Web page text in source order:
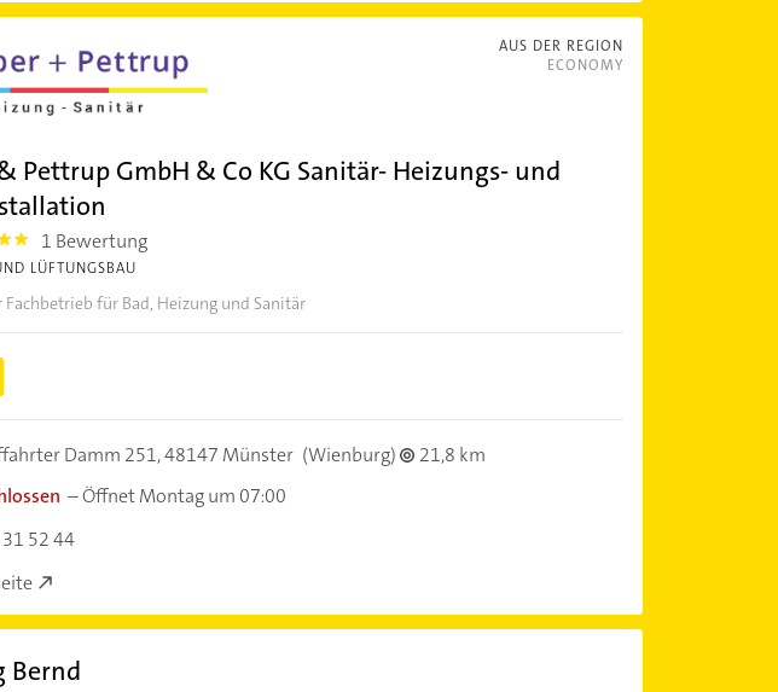
AUS DER REGION
ECONOMY
Pettrup GmbH & Co KG Sanitär- Heizungs- und
1 Bewertung
LÜFTUNGSBAU
für Bad, Heizung und Sanitär
Damm 251,48147 Münster (Wienburg)
21,8 km
–Öffnet Montag um 07:00
52 44
Bernd